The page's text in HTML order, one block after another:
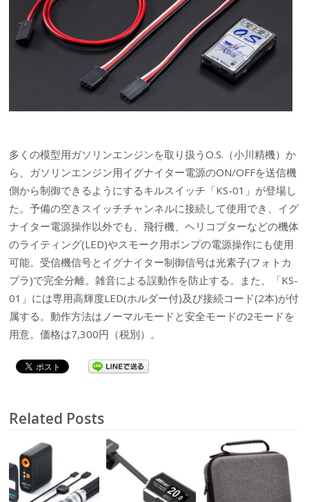
多くの模型用ガソリンエンジンを取り扱うO.S.（小川精機）か
ら、ガソリンエンジン用イグナイター電源のON/OFFを送信機
側から制御できるようにするキルスイッチ「KS-01」が登場し
た。予備の空きスイッチチャンネルに接続して使用でき、イグ
ナイター電源操作以外でも、飛行機、ヘリコプターなどの機体
のライティング(LED)やスモーク用ポンプの電源操作にも使用
可能。受信機信号とイグナイター制御信号は光素子(フォトカ
プラ)で完全分離。雑音による誤動作を防止する。また、「KS-
01」には専用高輝度LED(ホルダー付)及び接続コード(2本)が付
属する。動作方法はノーマルモードと安全モードの2モードを
用意。価格は7,300円（税別）。
Related Posts